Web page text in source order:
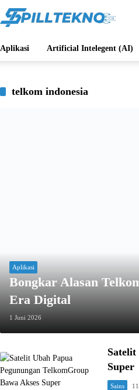
Aplikasi Artificial Intelegent (AI)
telkom indonesia
Aplikasi
Bongkar Alasan
Era Digital
1 Juni 2026
Satelit
Super
Sains